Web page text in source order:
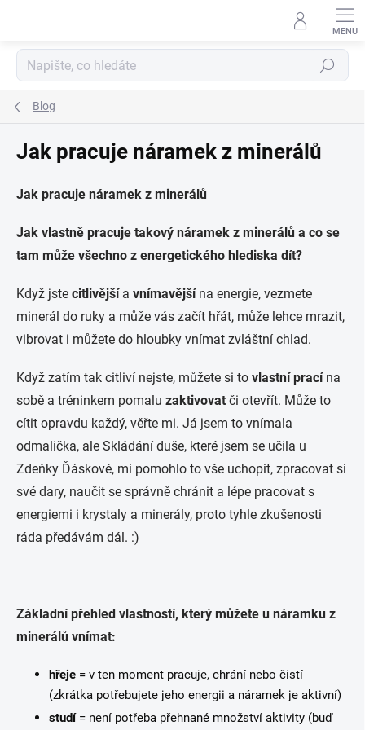
Hledat
Blog
Jak pracuje náramek z minerálů
Jak pracuje náramek z minerálů
Jak vlastně pracuje takový náramek z minerálů a co se
tam může všechno z energetického hlediska dít?
Když jste citlivějšía vnímavějšína energie, vezmete
minerál do ruky a může vás začít hřát, může lehce mrazit,
vibrovat i můžete do hloubky vnímat zvláštní chlad.
Když zatím tak citliví nejste, můžete si to vlastní pracína
sobě a tréninkem pomalu zaktivovat či otevřít. Může to
cítit opravdu každý, věřte mi. Já jsem to vnímala
odmalička, ale Skládání duše, které jsem se učila u
Zdeňky Ďáskové, mi pomohlo to vše uchopit, zpracovat si
své dary, naučit se správně chránit a lépe pracovat s
energiemi i krystaly a minerály, proto tyhle zkušenosti
ráda předávám dál. :)
Základní přehled vlastností, který můžete u náramku z
minerálů vnímat:
hřeje = v ten moment pracuje, chrání nebo čistí
(zkrátka potřebujete jeho energii a náramek je aktivní)
studí= není potřeba přehnané množství aktivity (buď